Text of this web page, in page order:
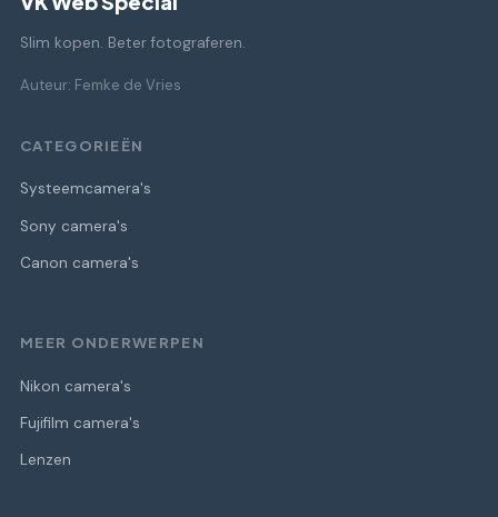
Slim kopen. Beter fotograferen.
Auteur: Femke de Vries
CATEGORIEËN
Systeemcamera's
Sony camera's
Canon camera's
MEER ONDERWERPEN
Nikon camera's
Fujifilm camera's
Lenzen